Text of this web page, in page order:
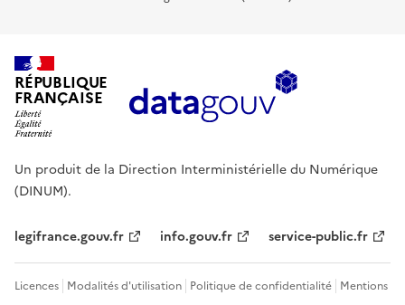
RÉPUBLIQUE
FRANÇAISE
Un produit de la Direction Interministérielle du Numérique
(DINUM).
legifrance.gouv.fr info.gouv.fr service-public.fr
Licences Modalités d'utilisation Politique de confidentialité Mentions